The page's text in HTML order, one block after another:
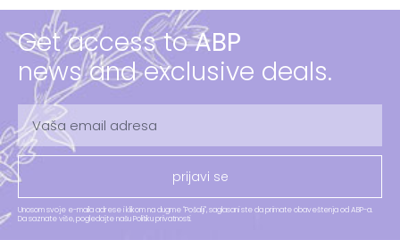
Get access toABP
news and exclusive deals.
prijavi se
Unosom svoje e-maila adrese i klikom na dugme "Pošalji", saglasani ste da primate obaveštenja od ABP-a.
Da saznate više, pogledajte našu Politiku privatnosti.​